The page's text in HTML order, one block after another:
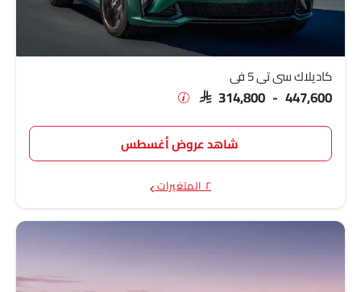
كاديلاك سي تي 5 في
SAR 314,800 - 447,600
شاهد عروض أغسطس
٢ المتغيرات